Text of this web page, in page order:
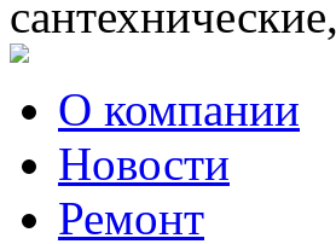
О компании
Новости
Ремонт